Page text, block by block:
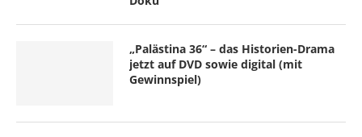
„Palästina 36“ – das Historien-Drama
jetzt auf DVD sowie digital (mit
Gewinnspiel)